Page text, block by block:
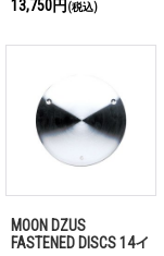
13,750円 (税込)
MOON DZUS
FASTENED DISCS 14イ